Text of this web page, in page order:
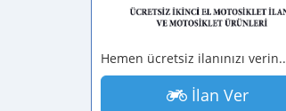
Hemen ücretsiz ilanınızı verin..
İlan Ver